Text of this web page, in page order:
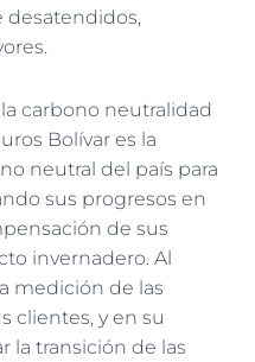
carbono neutralidad
Bolívar es la
neutral del país para
sus progresos en
de sus
invernadero. Al
medición de las
clientes, y en su
la transición de las